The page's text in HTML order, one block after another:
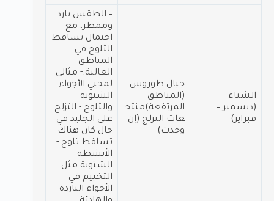
الشتاء
(ديسمبر –
فبراير)
جبال طوروس
(المناطق
المرتفعة)منتج
عات التزلج (إن
وجدت)
– الطقس بارد
وممطر، مع
احتمال تساقط
الثلوج في
المناطق
العالية.- مثالي
لمحبي الأجواء
الشتوية
والثلوج.- التزلج
على الجليد في
حال كان هناك
تساقط ثلوج.-
الأنشطة
الشتوية مثل
التخييم في
الأجواء الباردة